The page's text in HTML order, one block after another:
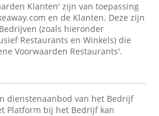
Klanten' zijn van toepassing
en de Klanten. Deze zijn
(zoals hieronder
Restaurants en Winkels) die
Voorwaarden Restaurants'.
dienstenaanbod van het Bedrijf
Platform bij het Bedrijf kan